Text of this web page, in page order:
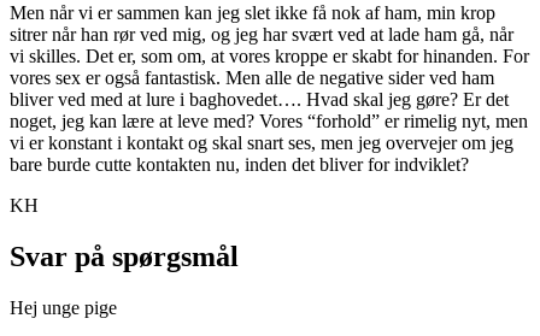
Men når vi er sammen kan jeg slet ikke få nok af ham, min krop
sitrer når han rør ved mig, og jeg har svært ved at lade ham gå, når
vi skilles. Det er, som om, at vores kroppe er skabt for hinanden. For
vores sex er også fantastisk. Men alle de negative sider ved ham
bliver ved med at lure i baghovedet…. Hvad skal jeg gøre? Er det
noget, jeg kan lære at leve med? Vores “forhold” er rimelig nyt, men
vi er konstant i kontakt og skal snart ses, men jeg overvejer om jeg
bare burde cutte kontakten nu, inden det bliver for indviklet?
KH
Svar på spørgsmål
Hej unge pige